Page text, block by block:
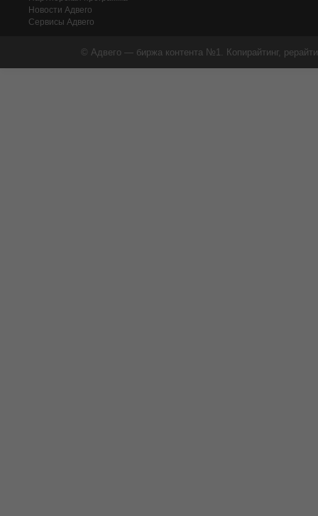
Новости Адвего
Сервисы Адвего
© Адвего — биржа контента №1. Копирайтинг,